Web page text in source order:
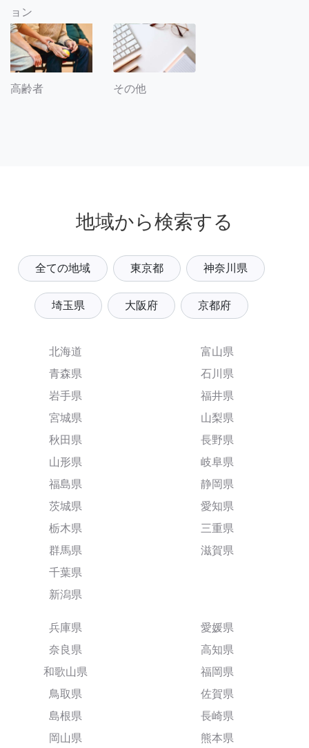
ョン
高齢者 その他
地域から検索する
全ての地域 東京都 神奈川県
埼玉県 大阪府 京都府
北海道
青森県
岩手県
宮城県
秋田県
山形県
福島県
茨城県
栃木県
群馬県
千葉県
新潟県
富山県
石川県
福井県
山梨県
長野県
岐阜県
静岡県
愛知県
三重県
滋賀県
兵庫県
奈良県
和歌山県
鳥取県
島根県
岡山県
愛媛県
高知県
福岡県
佐賀県
長崎県
熊本県